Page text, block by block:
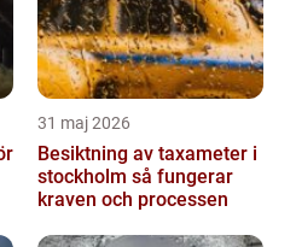
31 maj 2026
Besiktning av taxameter i
stockholm så fungerar
kraven och processen